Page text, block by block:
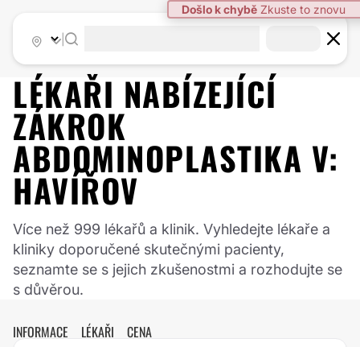
LÉKAŘI NABÍZEJÍCÍ
ZÁKROK
ABDOMINOPLASTIKA V:
HAVÍŘOV
Více než 999 lékařů a klinik. Vyhledejte lékaře a
kliniky doporučené skutečnými pacienty,
seznamte se s jejich zkušenostmi a rozhodujte se
s důvěrou.
INFORMACE LÉKAŘI CENA